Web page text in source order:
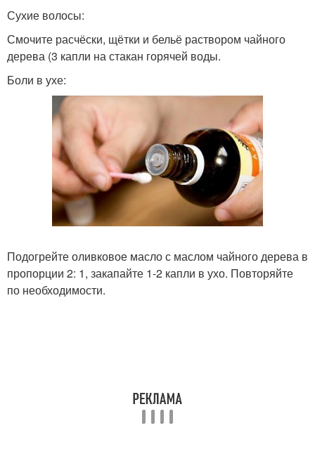
Сухие волосы:
Смочите расчёски, щётки и бельё раствором чайного
дерева (3 капли на стакан горячей воды.
Боли в ухе:
Подогрейте оливковое масло с маслом чайного дерева в
пропорции 2: 1, закапайте 1-2 капли в ухо. Повторяйте
по необходимости.